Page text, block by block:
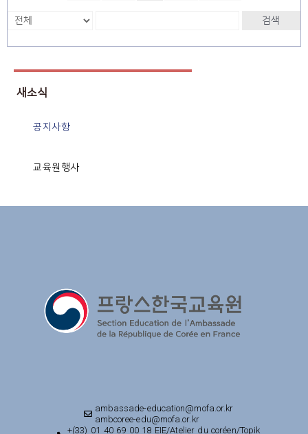
검색
새소식
공지사항
교육원행사
ambassade-education@mofa.or.kr
ambcoree-edu@mofa.or.kr
+(33) 01 40 69 00 18 EIE/Atelier du coréen/Topik